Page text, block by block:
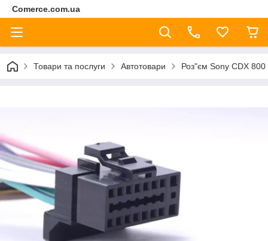
Comerce.com.ua
Товари та послуги Автотовари Роз"єм Sony CDX 800